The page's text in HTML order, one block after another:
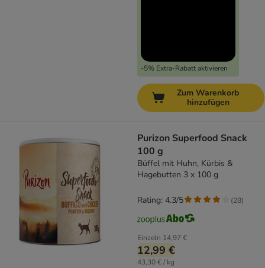
-5% Extra-Rabatt aktivieren
Zum Warenkorb
hinzufügen
Purizon Superfood Snack
100 g
Büffel mit Huhn, Kürbis &
Hagebutten 3 x 100 g
Einzeln 14,97 €
12,99 €
43,30 € / kg
Rating: 4.3/5 (28)